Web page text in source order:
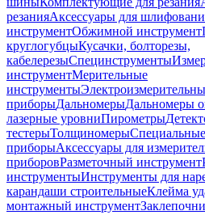
резанияАксессуары для
инструментОбжимной инструмент
круглогубцыКусачки, болторезы,
кабелерезыСпецинструменты
инструментМерительные
инструменты
приборыДальномерыДальномеры
лазерные уровниПирометры
тестерыТолщиномеры
приборыАксессуары для
приборовРазметочный инструмент
инструментыИнструменты для
карандаши строительныеКлейма
монтажный инструмент